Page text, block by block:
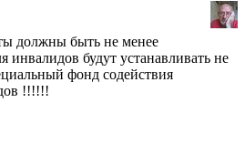
должны быть не менее
будут устанавливать не
фонд содействия
!!!!!!